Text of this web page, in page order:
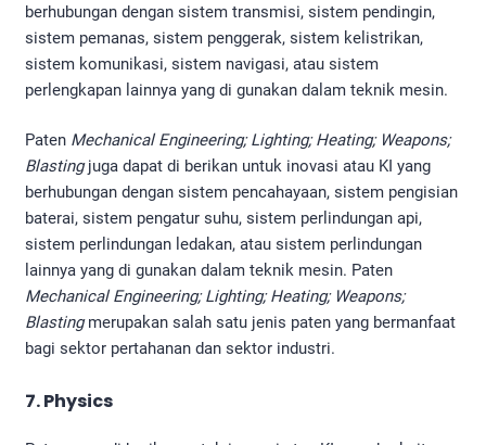
berhubungan dengan sistem transmisi, sistem pendingin,
sistem pemanas, sistem penggerak, sistem kelistrikan,
sistem komunikasi, sistem navigasi, atau sistem
perlengkapan lainnya yang di gunakan dalam teknik mesin.
Paten Mechanical Engineering; Lighting; Heating; Weapons;
Blastingjuga dapat di berikan untuk inovasi atau KI yang
berhubungan dengan sistem pencahayaan, sistem pengisian
baterai, sistem pengatur suhu, sistem perlindungan api,
sistem perlindungan ledakan, atau sistem perlindungan
lainnya yang di gunakan dalam teknik mesin. Paten
Mechanical Engineering; Lighting; Heating; Weapons;
Blastingmerupakan salah satu jenis paten yang bermanfaat
bagi sektor pertahanan dan sektor industri.
7. Physics